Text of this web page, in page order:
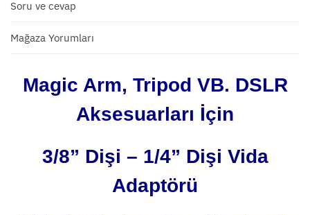
Soru ve cevap
Mağaza Yorumları
Magic Arm, Tripod VB. DSLR
Aksesuarları İçin
3/8” Dişi – 1/4” Dişi Vida
Adaptörü